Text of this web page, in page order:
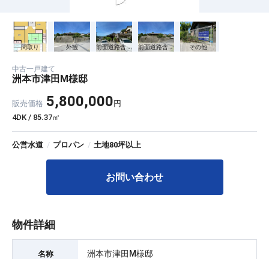
間取り 外観 前面道路含む現地写真 前面道路含む現地写真 その他
中古一戸建て
洲本市津田M様邸
販売価格 5,800,000 円
4DK / 85.37㎡
公営水道 / プロパン / 土地80坪以上
お問い合わせ
物件詳細
名称 洲本市津田M様邸